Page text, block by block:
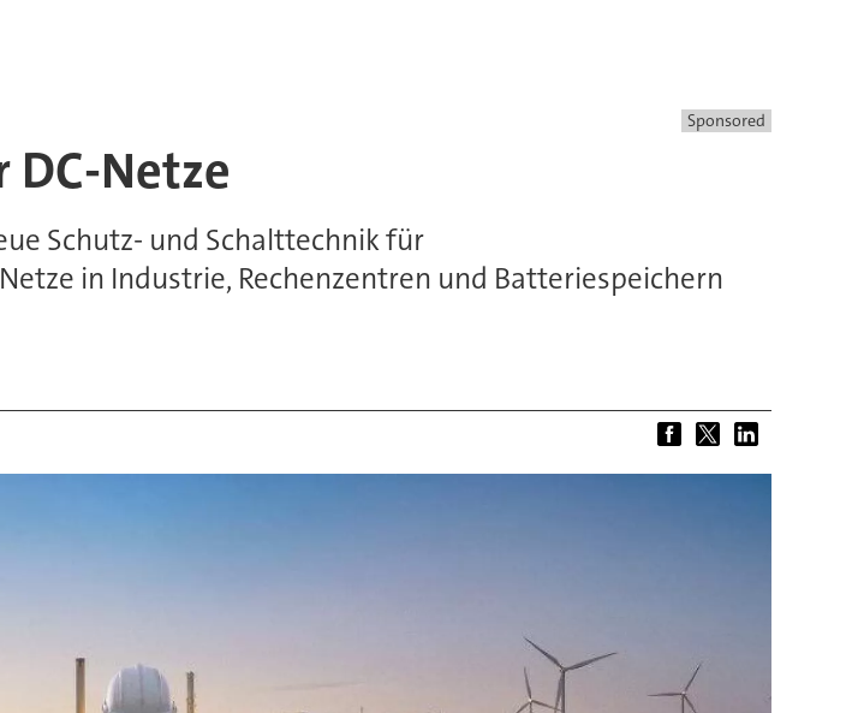
Sponsored
Netze
Schutz- und Schalttechnik für
in Industrie, Rechenzentren und Batteriespeichern